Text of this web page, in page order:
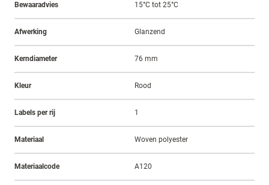
Bewaaradvies 15°C tot 25°C
Afwerking Glanzend
Kerndiameter 76 mm
Kleur Rood
Labels per rij 1
Materiaal Woven polyester
Materiaalcode A120